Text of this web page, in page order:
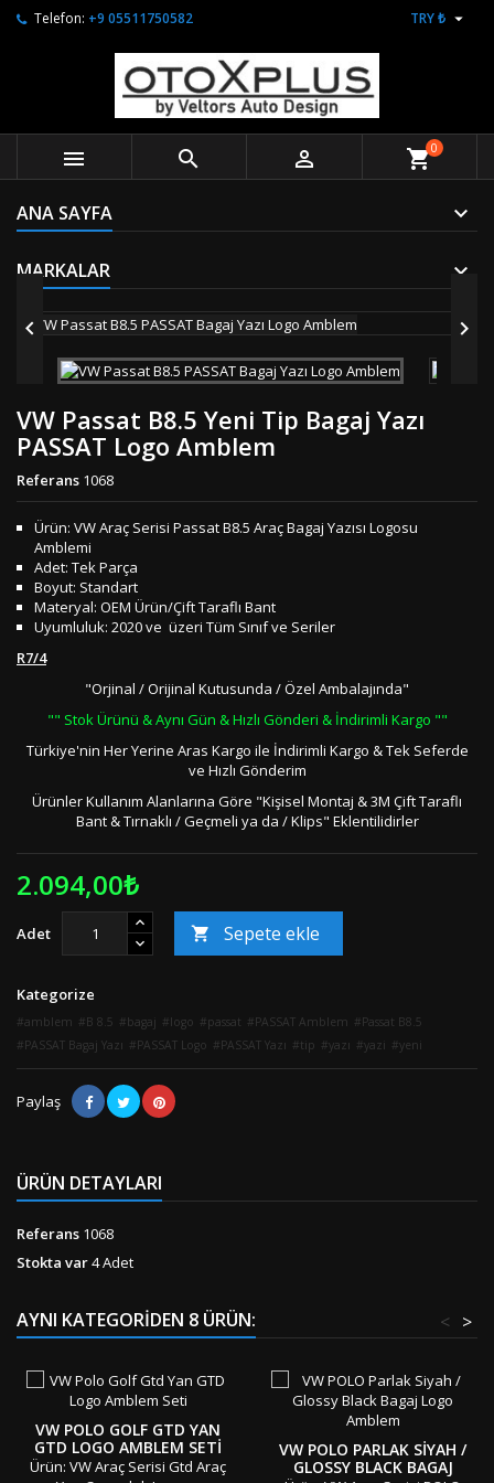
Telefon: +9 05511750582 TRY ₺ 
   shopping_cart0
ANA SAYFA
MARKALAR
 
VW Passat B8.5 Yeni Tip Bagaj Yazı
PASSAT Logo Amblem
Referans 1068
Ürün: VW Araç Serisi Passat B8.5 Araç Bagaj Yazısı Logosu
Amblemi
Adet: Tek Parça
Boyut: Standart
Materyal: OEM Ürün/Çift Taraflı Bant
Uyumluluk: 2020 ve üzeri Tüm Sınıf ve Seriler
R7/4
"Orjinal / Orijinal Kutusunda / Özel Ambalajında"
"" Stok Ürünü & Aynı Gün & Hızlı Gönderi & İndirimli Kargo ""
Türkiye'nin Her Yerine Aras Kargo ile İndirimli Kargo & Tek Seferde
ve Hızlı Gönderim
Ürünler Kullanım Alanlarına Göre "Kişisel Montaj & 3M Çift Taraflı
Bant & Tırnaklı / Geçmeli ya da / Klips" Eklentilidirler
2.094,00₺
Adet  Sepete ekle
Kategorize
amblem B 8.5 bagaj logo passat PASSAT Amblem
Passat B8.5
PASSAT Bagaj Yazı
PASSAT Logo PASSAT Yazı tip yazı yazi yeni
Paylaş
ÜRÜN DETAYLARI
Referans 1068
Stokta var4 Adet
AYNI KATEGORIDEN 8 ÜRÜN: >
<
VW POLO GOLF GTD YAN
GTD LOGO AMBLEM SETI
Ürün: VW Araç Serisi Gtd Araç
VW POLO PARLAK SIYAH /
GLOSSY BLACK BAGAJ